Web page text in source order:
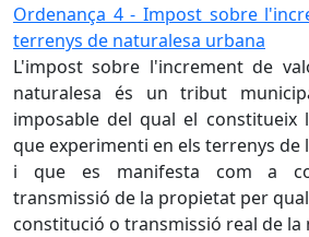
Ordenança 4 - Impost sobre
terrenys de naturalesa urbana
L'impost sobre l'increment de
naturalesa és un tribut
imposable del qual el constitueix
que experimenti en els terrenys de
i que es manifesta com a
transmissió de la propietat per
constitució o transmissió real de la